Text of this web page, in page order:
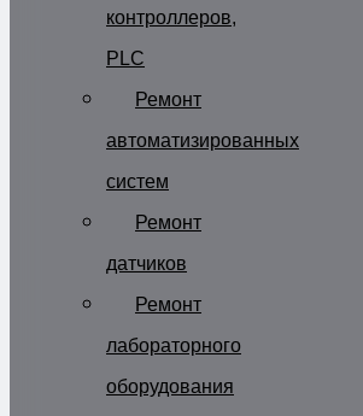
контроллеров,
PLC
Ремонт
автоматизированных
систем
Ремонт
датчиков
Ремонт
лабораторного
оборудования